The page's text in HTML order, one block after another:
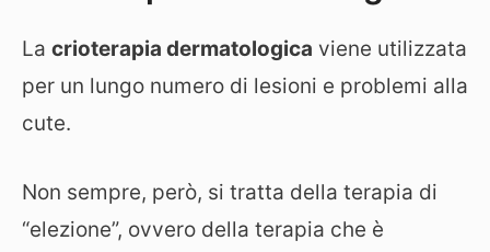
La crioterapia dermatologica viene utilizzata
per un lungo numero di lesioni e problemi alla
cute.
Non sempre, però, si tratta della terapia di
“elezione”, ovvero della terapia che è